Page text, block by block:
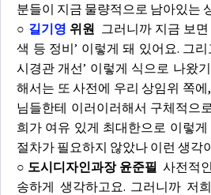
분들이 지금 물량적으로 남아있는
○ 길기영 위원 그러니까 지금 보
색 등 정비’ 이렇게 돼 있어요. 그리
시경관 개선’ 이렇게 식으로 나왔
해서는 또 사전에 우리 상임위 쪽
님들한테 이러이러해서 구체적으
희가 여유 있게 최대한으로 이렇게
절차가 필요하지 않았나 이런 생각
○ 도시디자인과장 윤준필 사전적
송하게 생각하고요. 그러니까 저